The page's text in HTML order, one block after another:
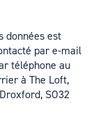
données est
par e-mail
téléphone au
à The Loft,
SO32